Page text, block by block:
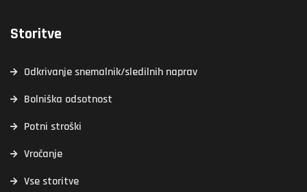
Storitve
Odkrivanje snemalnik/sledilnih naprav
Bolniška odsotnost
Potni stroški
Vročanje
Vse storitve